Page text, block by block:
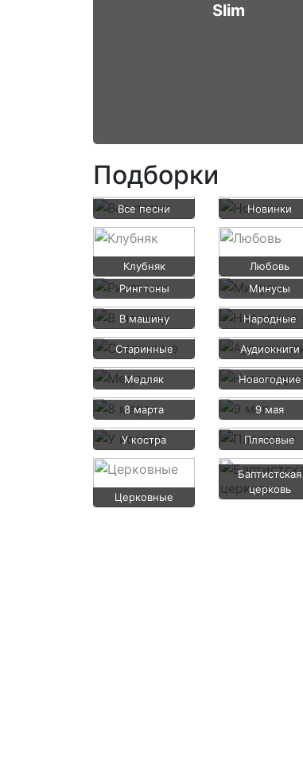
Slim
Подборки
Все песни Новинки
Клубняк Любовь
Рингтоны Минусы
В машину Народные
Старинные Аудиокниги
Медляк Новогодние
8 марта 9 мая
У костра Плясовые
Церковные
Баптистская
церковь